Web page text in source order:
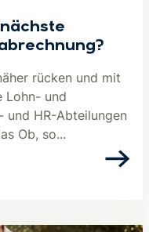
rücken und mit
Lohn- und
und HR-Abteilungen
Ob, so...